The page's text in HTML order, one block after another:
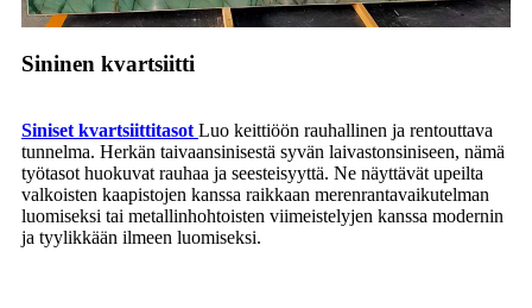
Sininen kvartsiitti
Siniset kvartsiittitasot Luo keittiöön rauhallinen ja rentouttava
tunnelma. Herkän taivaansinisestä syvän laivastonsiniseen, nämä
työtasot huokuvat rauhaa ja seesteisyyttä. Ne näyttävät upeilta
valkoisten kaapistojen kanssa raikkaan merenrantavaikutelman
luomiseksi tai metallinhohtoisten viimeistelyjen kanssa modernin
ja tyylikkään ilmeen luomiseksi.